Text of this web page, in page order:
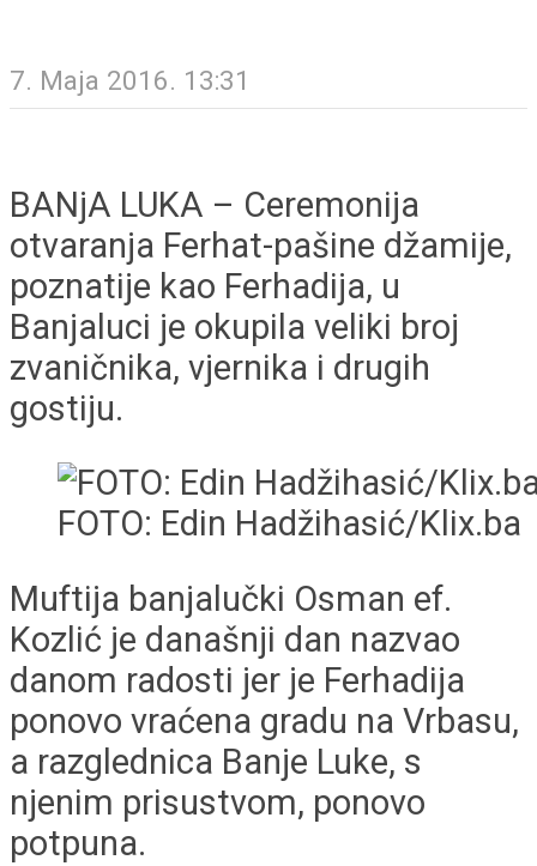
7. Maja 2016. 13:31
BANjA LUKA – Ceremonija
otvaranja Ferhat-pašine džamije,
poznatije kao Ferhadija, u
Banjaluci je okupila veliki broj
zvaničnika, vjernika i drugih
gostiju.
FOTO: Edin Hadžihasić/Klix.ba
Muftija banjalučki Osman ef.
Kozlić je današnji dan nazvao
danom radosti jer je Ferhadija
ponovo vraćena gradu na Vrbasu,
a razglednica Banje Luke, s
njenim prisustvom, ponovo
potpuna.